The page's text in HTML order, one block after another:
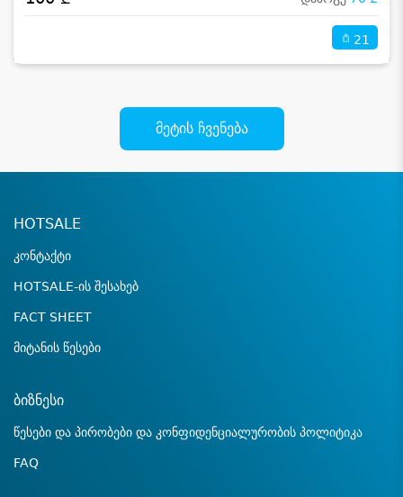
21
მეტის ჩვენება
HOTSALE
კონტაქტი
HOTSALE-ის შესახებ
FACT SHEET
მიტანის წესები
ბიზნესი
წესები და პირობები და კონფიდენციალურობის პოლიტიკა
FAQ